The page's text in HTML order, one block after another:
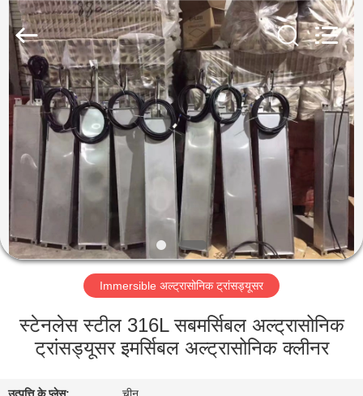
घर
उत्पादों
वीआर
दिखाएँ
हमारे
AG
Sonic
Technology
limited.
Rights
Reserved.
Immersible अल्ट्रासोनिक ट्रांसड्यूसर
स्टेनलेस स्टील 316L सबमर्सिबल अल्ट्रासोनिक
ट्रांसड्यूसर इमर्सिबल अल्ट्रासोनिक क्लीनर